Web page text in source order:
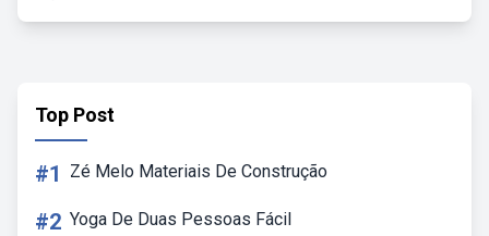
Top Post
#1 Zé Melo Materiais De Construção
#2 Yoga De Duas Pessoas Fácil